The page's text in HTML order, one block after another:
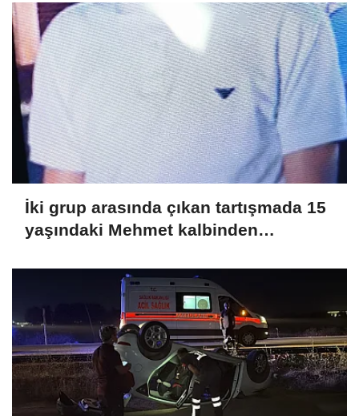
İki grup arasında çıkan tartışmada 15
yaşındaki Mehmet kalbinden